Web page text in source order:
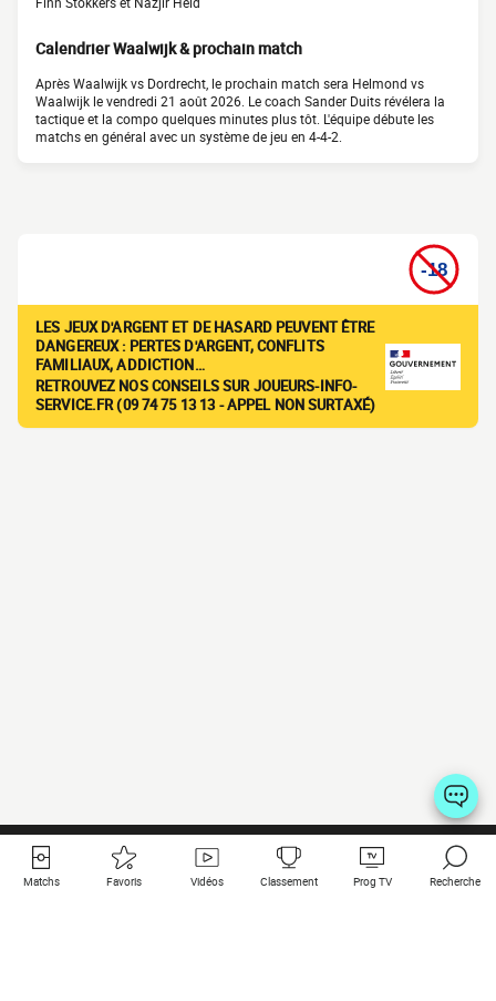
Calendrier Waalwijk & prochain match
Après Waalwijk vs Dordrecht, le prochain match sera Helmond vs
Waalwijk le vendredi 21 août 2026. Le coach Sander Duits révélera la
tactique et la compo quelques minutes plus tôt. L'équipe débute les
matchs en général avec un système de jeu en 4-4-2.
LES JEUX D'ARGENT ET DE HASARD PEUVENT ÊTRE
DANGEREUX : PERTES D'ARGENT, CONFLITS
FAMILIAUX, ADDICTION…
RETROUVEZ NOS CONSEILS SUR JOUEURS-INFO-
SERVICE.FR (09 74 75 13 13 - APPEL NON SURTAXÉ)
Matchs Favoris Vidéos Classement Prog TV Recherche